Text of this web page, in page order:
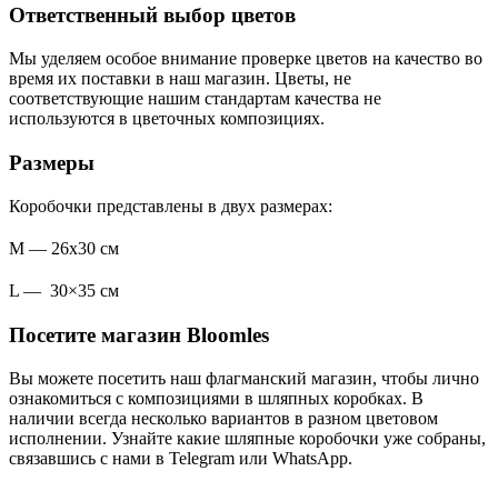
Ответственный выбор цветов
Мы уделяем особое внимание проверке цветов на качество во
время их поставки в наш магазин. Цветы, не
соответствующие нашим стандартам качества не
используются в цветочных композициях.
Размеры
Коробочки представлены в двух размерах:
M — 26х30 см
L — 30×35 см
Посетите магазин Bloomles
Вы можете посетить наш флагманский магазин, чтобы лично
ознакомиться с композициями в шляпных коробках. В
наличии всегда несколько вариантов в разном цветовом
исполнении. Узнайте какие шляпные коробочки уже собраны,
связавшись с нами в Telegram или WhatsApp.